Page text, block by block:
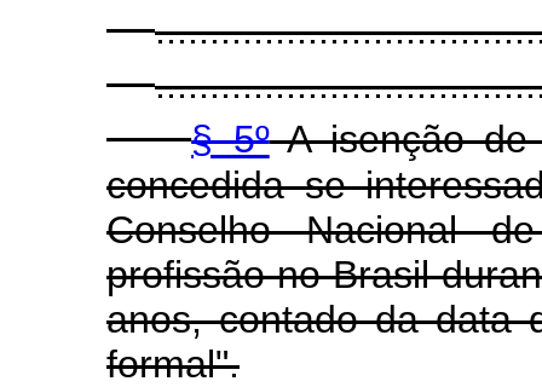
§ 5ºA isenção
concedida se
Conselho Nacional
profissão no Brasil
anos, contado da data
formal".